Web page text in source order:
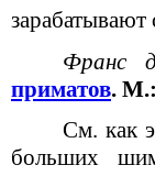
Франс
приматов. М.:
См. как
больших